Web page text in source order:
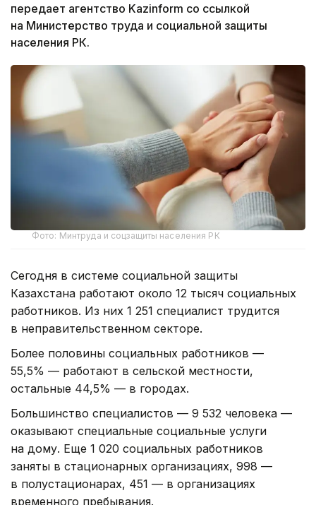
передает агентство Kazinform со ссылкой
на Министерство труда и социальной защиты
населения РК.
Фото: Минтруда и соцзащиты населения РК
Сегодня в системе социальной защиты
Казахстана работают около 12 тысяч социальных
работников. Из них 1 251 специалист трудится
в неправительственном секторе.
Более половины социальных работников —
55,5% — работают в сельской местности,
остальные 44,5% — в городах.
Большинство специалистов — 9 532 человека —
оказывают специальные социальные услуги
на дому. Еще 1 020 социальных работников
заняты в стационарных организациях, 998 —
в полустационарах, 451 — в организациях
временного пребывания.